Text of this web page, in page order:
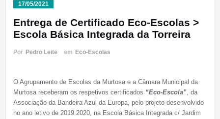
17/05/2021
Entrega de Certificado Eco-Escolas >
Escola Básica Integrada da Torreira
Por Pedro Leite em Eco-Escolas
O Agrupamento de Escolas da Murtosa e a Câmara Municipal da
Murtosa receberam os respetivos certificados “Eco-Escola”, da
Associação da Bandeira Azul da Europa, pelo projeto desenvolvido
no ano letivo de 2019.2020, na Escola Básica Integrada c/ Jardim